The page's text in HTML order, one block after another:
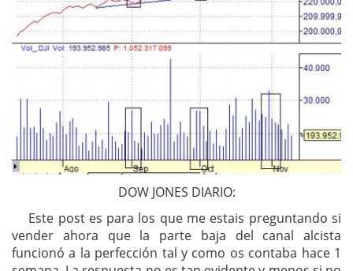
DOW JONES DIARIO:
Este post es para los que me estais preguntando si
vender ahora que la parte baja del canal alcista
funcionó a la perfección tal y como os contaba hace 1